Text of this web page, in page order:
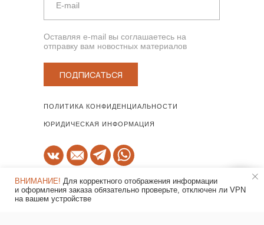
+7 800 555-02-81
ПОЛИТИКА КОНФИДЕНЦИАЛЬНОСТИ
ЮРИДИЧЕСКАЯ ИНФОРМАЦИЯ
Оставляя e-mail вы соглашаетесь на
отправку вам новостных материалов
ПОДПИСАТЬСЯ
Шоурум работает
ВНИМАНИЕ! Для корректного отображения информации
и оформления заказа обязательно проверьте, отключен ли VPN
на вашем устройстве